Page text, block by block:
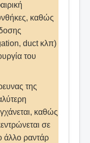
καθώς
duct κλπ)
του
της
καθώς
σε
άλλο ραντάρ